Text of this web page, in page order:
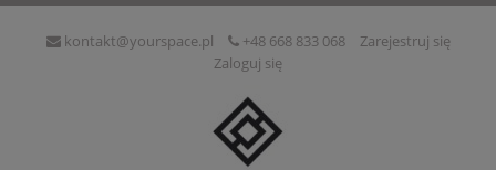
kontakt@yourspace.pl +48 668 833 068
Zarejestruj się
Zaloguj się